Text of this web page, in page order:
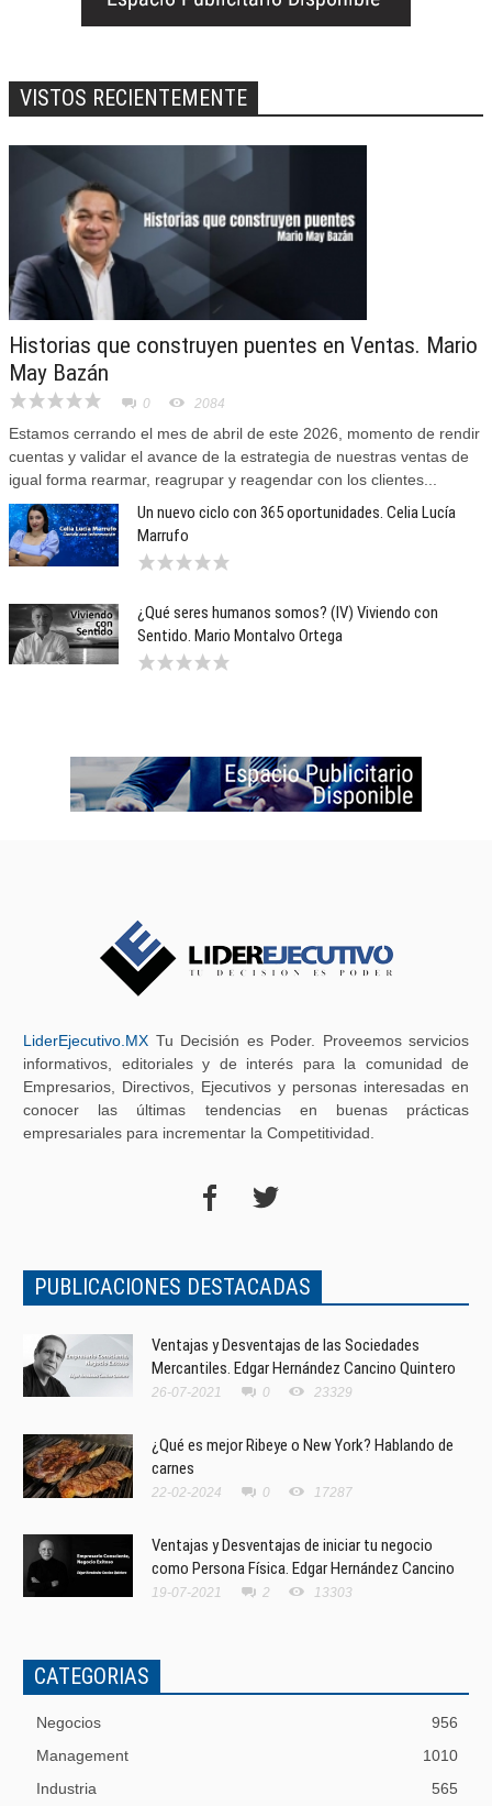
VISTOS RECIENTEMENTE
Historias que construyen puentes en Ventas. Mario
May Bazán
0 2084
Estamos cerrando el mes de abril de este 2026, momento de rendir
cuentas y validar el avance de la estrategia de nuestras ventas de
igual forma rearmar, reagrupar y reagendar con los clientes...
Un nuevo ciclo con 365 oportunidades. Celia Lucía
Marrufo
¿Qué seres humanos somos? (IV) Viviendo con
Sentido. Mario Montalvo Ortega
LiderEjecutivo.MX Tu Decisión es Poder. Proveemos servicios
informativos, editoriales y de interés para la comunidad de
Empresarios, Directivos, Ejecutivos y personas interesadas en
conocer las últimas tendencias en buenas prácticas
empresariales para incrementar la Competitividad.
PUBLICACIONES DESTACADAS
Ventajas y Desventajas de las Sociedades
Mercantiles. Edgar Hernández Cancino Quintero
26-07-2021 0 23329
¿Qué es mejor Ribeye o New York? Hablando de
carnes
22-02-2024 0 17287
Ventajas y Desventajas de iniciar tu negocio
como Persona Física. Edgar Hernández Cancino
19-07-2021 2 13303
CATEGORIAS
Negocios
956
Management
1010
Industria
565